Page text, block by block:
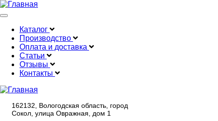
Меню
Main
navigation
Каталог
Производство
Оплата и доставка
Статьи
Отзывы
Контакты
162132, Вологодская область, город
Сокол, улица Овражная, дом 1